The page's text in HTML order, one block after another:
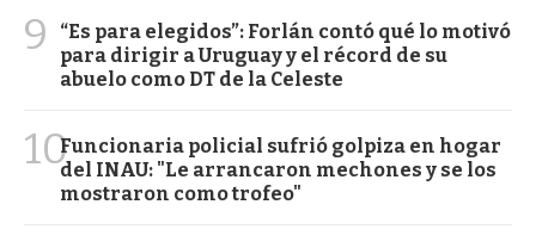
9
“Es para elegidos”: Forlán contó qué lo motivó
para dirigir a Uruguay y el récord de su
abuelo como DT de la Celeste
10Funcionaria policial sufrió golpiza en hogar
del INAU: "Le arrancaron mechones y se los
mostraron como trofeo"